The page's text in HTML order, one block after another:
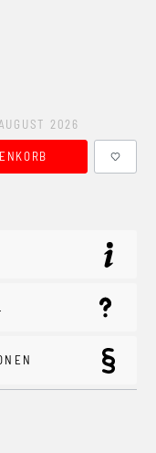
2026
Wert ein oder